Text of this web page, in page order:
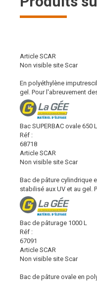
Article SCAR
Non visible site Scar
En polyéthylène
gel. Pour l'abreuvement
Bac SUPERBAC ovale 650 L
Réf :
68718
Article SCAR
Non visible site Scar
Bac de pâture cylindrique
stabilisé aux UV et au gel.
Bac de pâturage 1000 L
Réf :
67091
Article SCAR
Non visible site Scar
Bac de pâture ovale en